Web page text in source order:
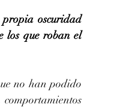
oscuridad
los que roban el
no han podido